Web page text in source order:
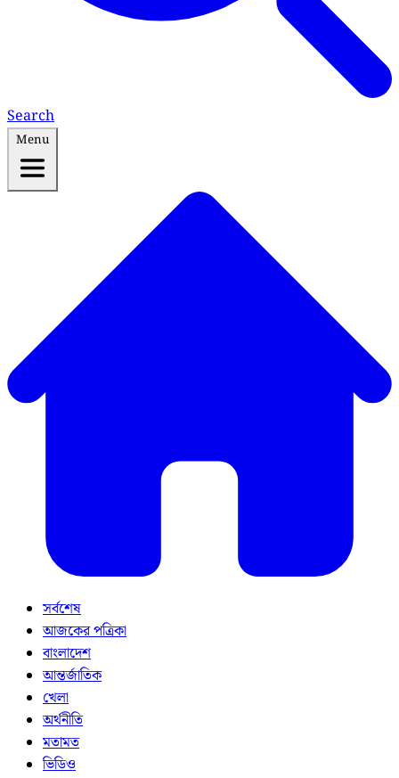
Search
Menu
সর্বশেষ
আজকের পত্রিকা
বাংলাদেশ
আন্তর্জাতিক
খেলা
অর্থনীতি
মতামত
ভিডিও